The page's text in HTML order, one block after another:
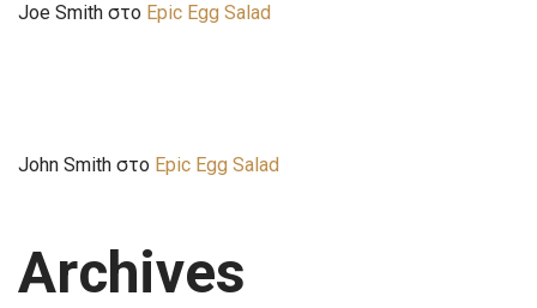
Joe Smith στο Epic Egg Salad
John Smith στο Epic Egg Salad
Archives